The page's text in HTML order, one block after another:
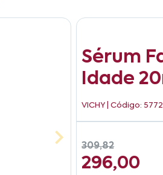
Sérum
Idade
VICHY | Código:
309,82
296,00